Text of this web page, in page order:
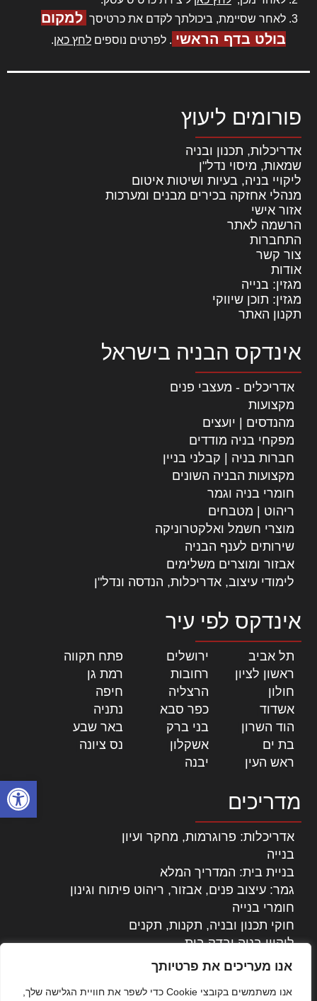
פתח
אנו מעריכים את פרטיותך
אנו משתמשים בקובצי Cookie כדי לשפר את חוויית הגלישה שלך,
לאחר שסיימת, ביכולתך לקדם את כרטיסך למקום
בולט בדף הראשי . לפרטים נוספים לחץ כאן.
פורומים ליעוץ
אדריכלות, תכנון ובניה
שמאות, מיסוי נדל"ן
ליקויי בניה, בעיות ושיטות איטום
מנהלי אחזקה בכירים מבנים ומערכות
אזור אישי
הרשמה לאתר
התחברות
צור קשר
אודות
מגזין: בנייה
מגזין: תוכן שיווקי
תקנון האתר
אינדקס הבניה בישראל
אדריכלים - מעצבי פנים
מקצועות
מהנדסים | יועצים
מפקחי בניה מודדים
חברות בניה | קבלני בניין
מקצועות הבניה השונים
חומרי בניה וגמר
ריהוט | מטבחים
מוצרי חשמל ואלקטרוניקה
שירותים לענף הבניה
אבזור ומוצרים משלימים
לימודי עיצוב, אדריכלות, הנדסה ונדל"ן
אינדקס לפי עיר
תל אביב ירושלים פתח תקווה
ראשון לציון
רחובות רמת גן
חולון
הרצליה חיפה
אשדוד
כפר סבא נתניה
הוד השרון
בני ברק באר שבע
בת ים
אשקלון נס ציונה
ראש העין
יבנה
מדריכים
אדריכלות: פרוגרמות, מחקר ועיון
בנייה
בניית בית: המדריך המלא
גמר: עיצוב פנים, אבזור, ריהוט פיתוח וגינון
חומרי בנייה
חוקי תכנון ובניה, תקנות, תקנים
ליקויי בניה ובדק בית
נדל"ן: זכויות, אגרות ועסקאות
עקרונות ניהול אחזקה מתקדמות